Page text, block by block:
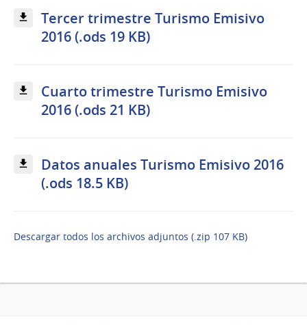
Tercer trimestre Turismo Emisivo
2016 (.ods 19 KB)
Cuarto trimestre Turismo Emisivo
2016 (.ods 21 KB)
Datos anuales Turismo Emisivo 2016
(.ods 18.5 KB)
Descargar todos los archivos adjuntos (.zip 107 KB)